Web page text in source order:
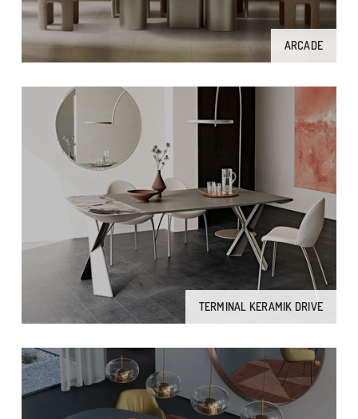
ARCADE
TERMINAL KERAMIK DRIVE